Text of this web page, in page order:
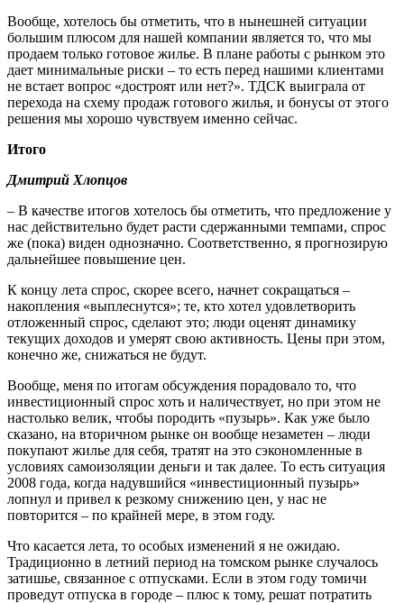
Вообще, хотелось бы отметить, что в нынешней ситуации
большим плюсом для нашей компании является то, что мы
продаем только готовое жилье. В плане работы с рынком это
дает минимальные риски – то есть перед нашими клиентами
не встает вопрос «достроят или нет?». ТДСК выиграла от
перехода на схему продаж готового жилья, и бонусы от этого
решения мы хорошо чувствуем именно сейчас.
Итого
Дмитрий Хлопцов
– В качестве итогов хотелось бы отметить, что предложение у
нас действительно будет расти сдержанными темпами, спрос
же (пока) виден однозначно. Соответственно, я прогнозирую
дальнейшее повышение цен.
К концу лета спрос, скорее всего, начнет сокращаться –
накопления «выплеснутся»; те, кто хотел удовлетворить
отложенный спрос, сделают это; люди оценят динамику
текущих доходов и умерят свою активность. Цены при этом,
конечно же, снижаться не будут.
Вообще, меня по итогам обсуждения порадовало то, что
инвестиционный спрос хоть и наличествует, но при этом не
настолько велик, чтобы породить «пузырь». Как уже было
сказано, на вторичном рынке он вообще незаметен – люди
покупают жилье для себя, тратят на это сэкономленные в
условиях самоизоляции деньги и так далее. То есть ситуация
2008 года, когда надувшийся «инвестиционный пузырь»
лопнул и привел к резкому снижению цен, у нас не
повторится – по крайней мере, в этом году.
Что касается лета, то особых изменений я не ожидаю.
Традиционно в летний период на томском рынке случалось
затишье, связанное с отпусками. Если в этом году томичи
проведут отпуска в городе – плюс к тому, решат потратить